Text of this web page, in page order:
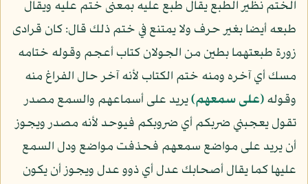
الختم نظير الطبع يقال طبع عليه بمعنى ختم عليه ويقال
طبعه أيضا بغير حرف ولا يمتنع في ختم ذلك قال: كان قرادى
زورة طبعتهما بطين من الجولان كتاب أعجم وقوله ختامه
مسك أي آخره ومنه ختم الكتاب لأنه آخر حال الفراغ منه
وقوله﴿على سمعهم﴾يريد على أسماعهم والسمع مصدر
تقول يعجبني ضربكم أي ضروبكم فيوحد لأنه مصدر ويجوز
أن يريد على مواضع سمعهم فحذفت مواضع ودل السمع
عليها كما يقال أصحابك عدل أي ذوو عدل ويجوز أن يكون